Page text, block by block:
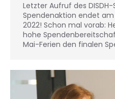
Letzter Aufruf des
Spendenaktion endet am
2022! Schon mal vorab:
hohe
Mai-Ferien den finalen